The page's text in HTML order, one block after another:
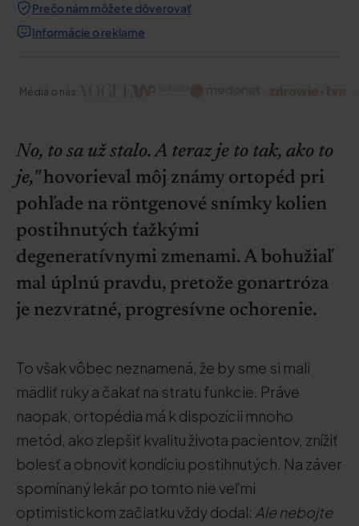
Prečo nám môžete dôverovať
Informácie o reklame
Médiá o nás:
No, to sa už stalo. A teraz je to tak, ako to
je,"hovorieval môj známy ortopéd pri
pohľade na röntgenové snímky kolien
postihnutých ťažkými
degeneratívnymi zmenami. A bohužiaľ
mal úplnú pravdu, pretože gonartróza
je nezvratné, progresívne ochorenie.
To však vôbec neznamená, že by sme si mali
mädliť ruky a čakať na stratu funkcie. Práve
naopak, ortopédia má k dispozícii mnoho
metód, ako zlepšiť kvalitu života pacientov, znížiť
bolesť a obnoviť kondíciu postihnutých. Na záver
spomínaný lekár po tomto nie veľmi
optimistickom začiatku vždy dodal: Ale nebojte